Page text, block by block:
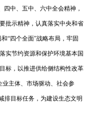
中、五中、六中全会精神，
批示精神，认真落实中央和省
“四个全面”战略布局，牢固
实节约资源和保护环境基本国
标，以推进供给侧结构性改革
主体、市场驱动、社会参
排目标任务，为建设生态文明